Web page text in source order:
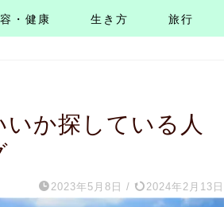
・健康 生き方 旅行
か探している人
2023年5月8日 / 2024年2月13日